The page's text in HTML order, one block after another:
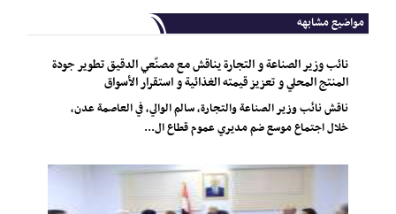
مواضيع مشابهه
نائب وزير الصناعة و التجارة يناقش مع مصنّعي الدقيق تطوير جودة
المنتج المحلي و تعزيز قيمته الغذائية و استقرار الأسواق
ناقش نائب وزير الصناعة والتجارة، سالم الوالي، في العاصمة عدن،
خلال اجتماع موسع ضم مديري عموم قطاع ال...